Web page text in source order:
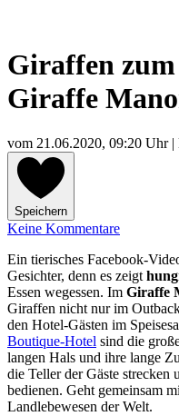
Giraffen
Giraffe
vom 21.06.2020, 09:20 Uhr|
Speichern
Keine Kommentare
Ein tierisches Facebook-
Gesichter, denn es zeigt
Essen wegessen. Im Giraffe
Giraffen nicht nur im
den Hotel-Gästen im
Boutique-Hotel sind die
langen Hals und ihre lange
die Teller der Gäste strecken
bedienen. Geht gemeinsam
Landlebewesen der Welt.